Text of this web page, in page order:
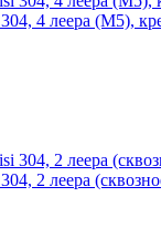
4 леера (М5),
2 леера